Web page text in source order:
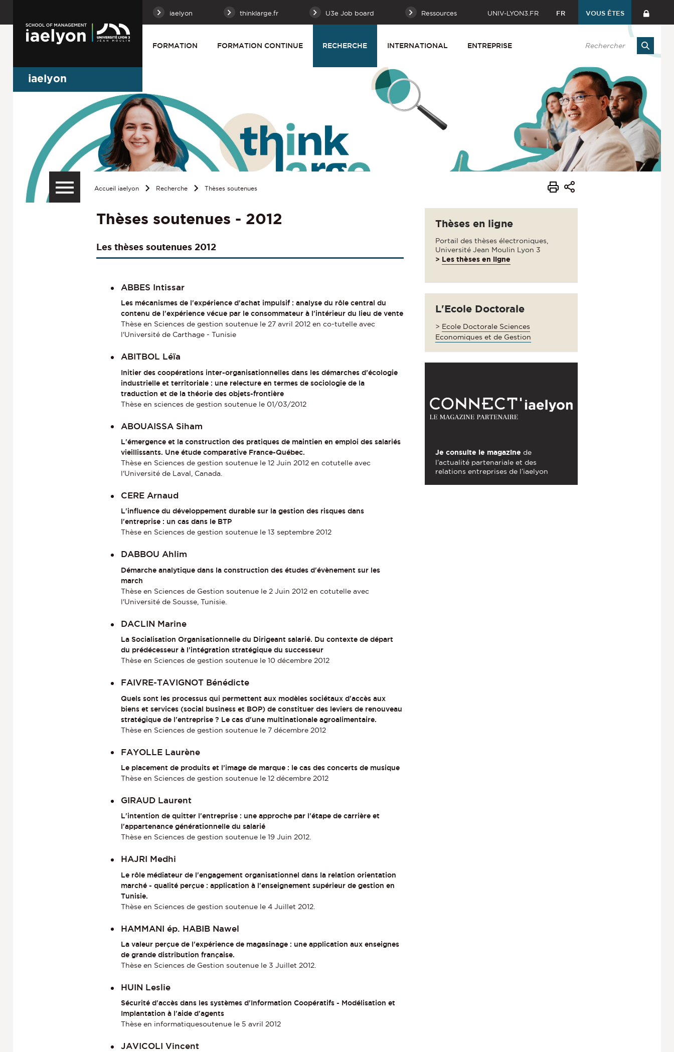
iaelyon thinklarge.fr U3e Job board Ressources UNIV-LYON3.FR FR VOUS ÊTES
FORMATION FORMATION CONTINUE RECHERCHE INTERNATIONAL ENTREPRISE
iaelyon
Accueil iaelyon Recherche Thèses soutenues
Thèses soutenues - 2012
Les thèses soutenues 2012
ABBES Intissar
Les mécanismes de l'expérience d'achat impulsif : analyse du rôle central du
contenu de l'expérience vécue par le consommateur à l'intérieur du lieu de vente
Thèse en Sciences de gestion soutenue le 27 avril 2012 en co-tutelle avec
l'Université de Carthage - Tunisie
ABITBOL Léïa
Initier des coopérations inter-organisationnelles dans les démarches d’écologie
industrielle et territoriale : une relecture en termes de sociologie de la
traduction et de la théorie des objets-frontière
Thèse en sciences de gestion soutenue le 01/03/2012
ABOUAISSA Siham
L'émergence et la construction des pratiques de maintien en emploi des salariés
vieillissants. Une étude comparative France-Québec.
Thèse en Sciences de gestion soutenue le 12 Juin 2012 en cotutelle avec
l'Université de Laval, Canada.
CERE Arnaud
L'influence du développement durable sur la gestion des risques dans
l'entreprise : un cas dans le BTP
Thèse en Sciences de gestion soutenue le 13 septembre 2012
DABBOU Ahlim
Démarche analytique dans la construction des études d'évènement sur les
march
Thèse en Sciences de Gestion soutenue le 2 Juin 2012 en cotutelle avec
l'Université de Sousse, Tunisie.
DACLIN Marine
La Socialisation Organisationnelle du Dirigeant salarié. Du contexte de départ
du prédécesseur à l’intégration stratégique du successeur
Thèse en Sciences de gestion soutenue le 10 décembre 2012
FAIVRE-TAVIGNOT Bénédicte
Quels sont les processus qui permettent aux modèles sociétaux d'accès aux
biens et services (social business et BOP) de constituer des leviers de renouveau
stratégique de l'entreprise ? Le cas d'une multinationale agroalimentaire.
Thèse en Sciences de gestion soutenue le 7 décembre 2012
FAYOLLE Laurène
Le placement de produits et l’image de marque : le cas des concerts de musique
Thèse en Sciences de gestion soutenue le 12 décembre 2012
GIRAUD Laurent
L'intention de quitter l'entreprise : une approche par l'étape de carrière et
l'appartenance générationnelle du salarié
Thèse en Sciences de gestion soutenue le 19 Juin 2012.
HAJRI Medhi
Le rôle médiateur de l'engagement organisationnel dans la relation orientation
marché - qualité perçue : application à l'enseignement supérieur de gestion en
Tunisie.
Thèse en Sciences de gestion soutenue le 4 Juillet 2012.
HAMMANI ép. HABIB Nawel
La valeur perçue de l'expérience de magasinage : une application aux enseignes
de grande distribution française.
Thèse en Sciences de Gestion soutenue le 3 Juillet 2012.
HUIN Leslie
Sécurité d'accès dans les systèmes d'Information Coopératifs - Modélisation et
Implantation à l'aide d'agents
Thèse en informatiquesoutenue le 5 avril 2012
JAVICOLI Vincent
Thèses en ligne
Portail des thèses électroniques,
Université Jean Moulin Lyon 3
> Les thèses en ligne
L'Ecole Doctorale
> Ecole Doctorale Sciences
Economiques et de Gestion
Je consulte le magazine de
l’actualité partenariale et des
relations entreprises de l’iaelyon